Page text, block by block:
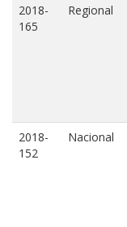
2018-
165
Regional
2018-
152
Nacional